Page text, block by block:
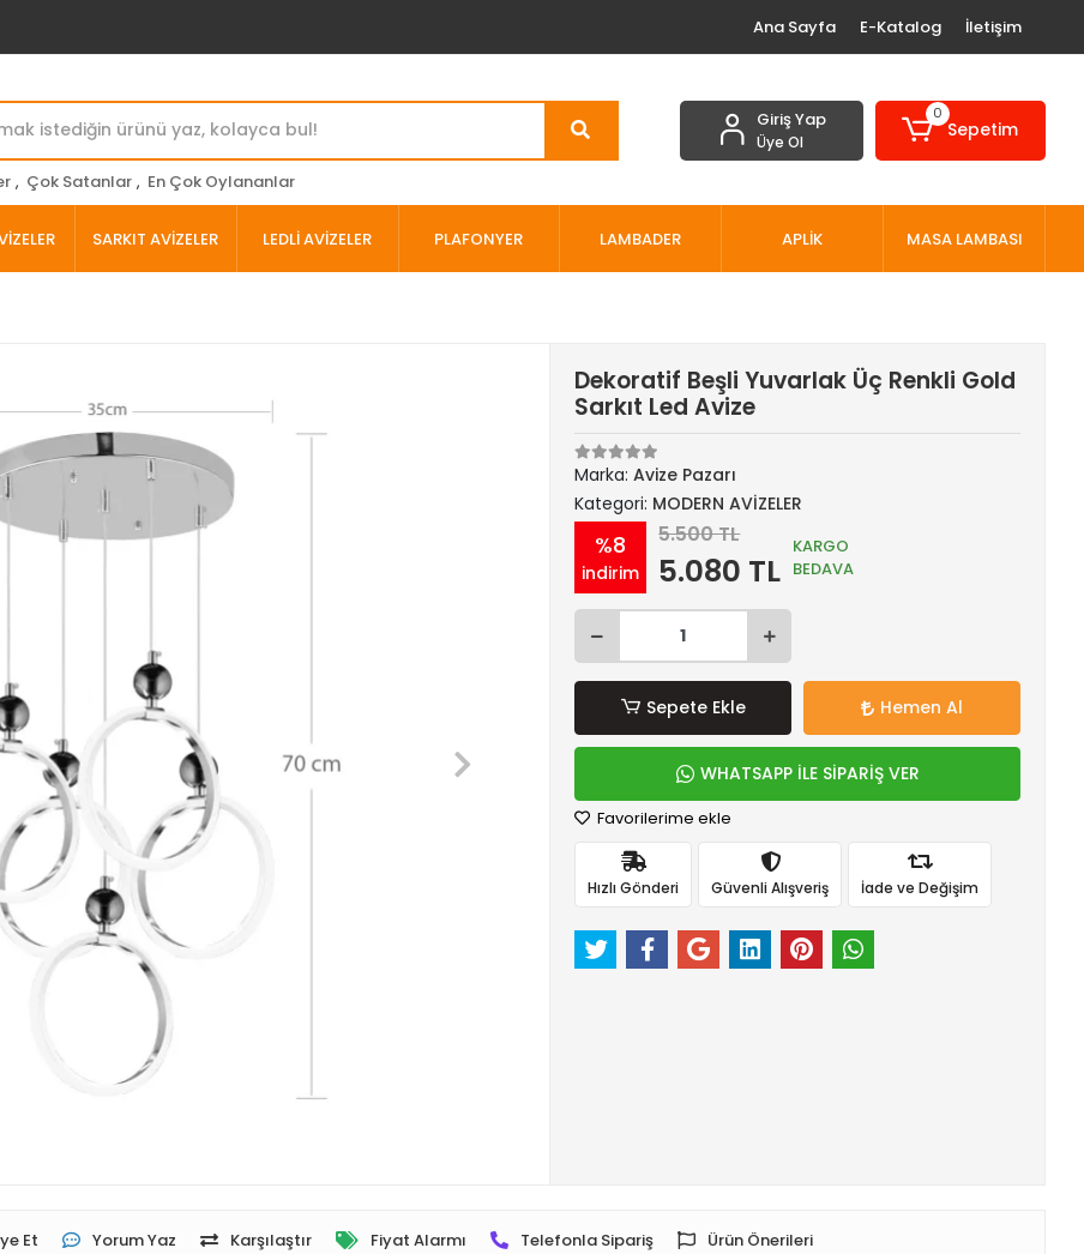
Ana Sayfa E-Katalog İletişim
, Çok Satanlar , En Çok Oylananlar
Giriş Yap
Üye Ol
0
Sepetim
SARKIT AVİZELER LEDLİ AVİZELER PLAFONYER LAMBADER APLİK MASA LAMBASI
Dekoratif Beşli Yuvarlak Üç Renkli Gold
Sarkıt Led Avize
Marka:Avize Pazarı
Kategori: MODERN AVİZELER
%8
indirim
5.500 TL
5.080 TL
KARGO
BEDAVA
Sepete Ekle Hemen Al
WHATSAPP İLE SİPARİŞ VER
Favorilerime ekle
Hızlı Gönderi Güvenli Alışveriş İade ve Değişim
Et Yorum Yaz Karşılaştır Fiyat Alarmı Telefonla Sipariş Ürün Önerileri